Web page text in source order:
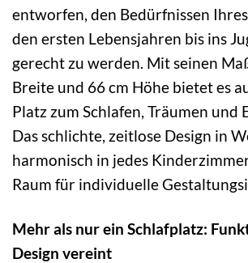
entworfen, den Bedürfnissen
den ersten Lebensjahren bis ins
gerecht zu werden. Mit seinen
Breite und 66 cm Höhe bietet es
Platz zum Schlafen, Träumen und
Das schlichte, zeitlose Design in
harmonisch in jedes
Raum für individuelle
Mehr als nur ein Schlafplatz:
Design vereint